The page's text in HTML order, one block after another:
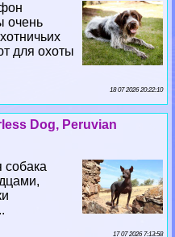
очень
для охоты
18 07 2026 20:22:10
Dog, Peruvian
17 07 2026 7:13:58